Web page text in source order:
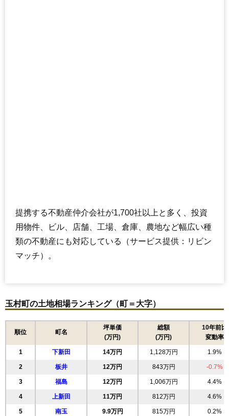
提携する不動産仲介会社が1,700社以上と多く、投資
用物件、ビル、店舗、工場、倉庫、農地など幅広い種
類の不動産にも対応している（サービス提供：リビン
マッチ）。
玉村町の土地相場ランキング（町＝大字）
順位 町名
坪単価
(万円)
総額
(万円)
10年前比
変動率
1 下新田 14万円 1,128万円 1.9%
2 板井 12万円 843万円 -0.7%
3 福島 12万円 1,006万円 4.4%
4 上新田 11万円 812万円 4.6%
5 南玉 9.9万円 815万円 0.2%